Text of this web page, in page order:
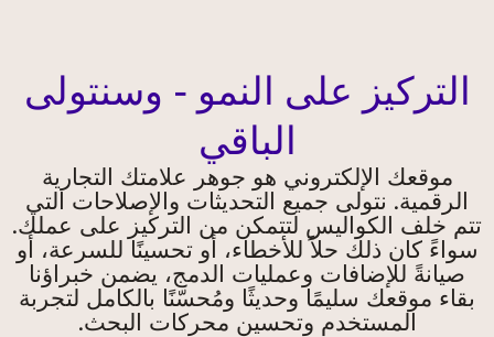
التركيز على النمو - وسنتولى
الباقي
موقعك الإلكتروني هو جوهر علامتك التجارية
الرقمية. نتولى جميع التحديثات والإصلاحات التي
تتم خلف الكواليس لتتمكن من التركيز على عملك.
سواءً كان ذلك حلاً للأخطاء، أو تحسينًا للسرعة، أو
صيانةً للإضافات وعمليات الدمج، يضمن خبراؤنا
بقاء موقعك سليمًا وحديثًا ومُحسّنًا بالكامل لتجربة
المستخدم وتحسين محركات البحث.